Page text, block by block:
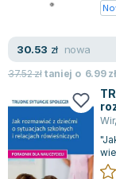
Książki do nauk
Książki do nauk
Książki do nauk
Prawo - książki
Technologia
Zarządzanie i
Nauka języków
Wanda
Józef Ignacy
Clive Staples
Martyna
Melissa De la
Blanka Lipińska
30.53 zł nowa
37.52złtaniej o 6.99zł
Wir,